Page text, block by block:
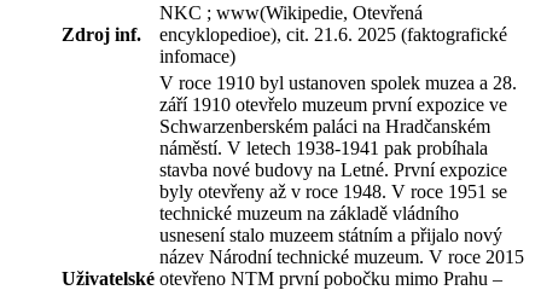
Zdroj inf.
NKC ; www(Wikipedie, Otevřená
encyklopedioe), cit. 21.6. 2025 (faktografické
infomace)
Uživatelské
V roce 1910 byl ustanoven spolek muzea a 28.
září 1910 otevřelo muzeum první expozice ve
Schwarzenberském paláci na Hradčanském
náměstí. V letech 1938-1941 pak probíhala
stavba nové budovy na Letné. První expozice
byly otevřeny až v roce 1948. V roce 1951 se
technické muzeum na základě vládního
usnesení stalo muzeem státním a přijalo nový
název Národní technické muzeum. V roce 2015
otevřeno NTM první pobočku mimo Prahu –